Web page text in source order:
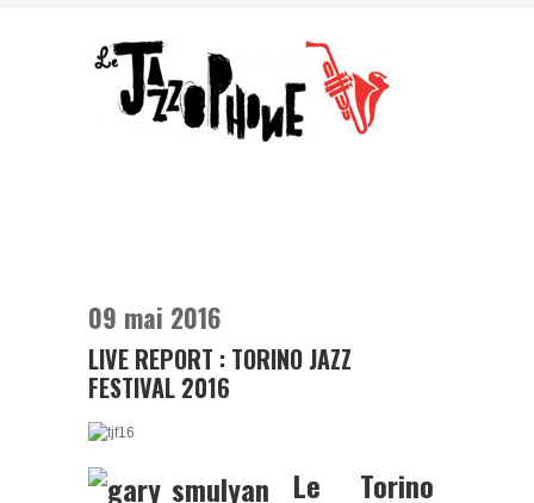
09 mai 2016
LIVE REPORT : TORINO JAZZ
FESTIVAL 2016
Le Torino